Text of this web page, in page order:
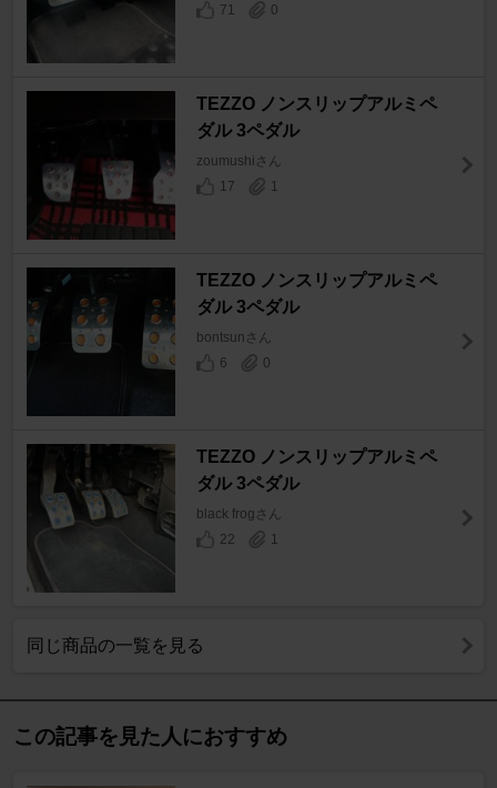
71
0
TEZZO ノンスリップアルミペ
ダル 3ペダル
zoumushiさん
17
1
TEZZO ノンスリップアルミペ
ダル 3ペダル
bontsunさん
6
0
TEZZO ノンスリップアルミペ
ダル 3ペダル
black frogさん
22
1
同じ商品の一覧を見る
この記事を見た人におすすめ